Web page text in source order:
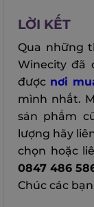
LỜI KẾT
Qua những
Winecity đã
được nơi
mình nhất.
sản phẩm
lượng hãy
chọn hoặc
0847 486
Chúc các